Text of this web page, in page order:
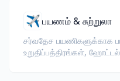
✈️பயணம் & சுற்றுலா
சர்வதேச பயணிகளுக்காக
உறுதிப்பத்திரங்கள், ஹோட்டல்